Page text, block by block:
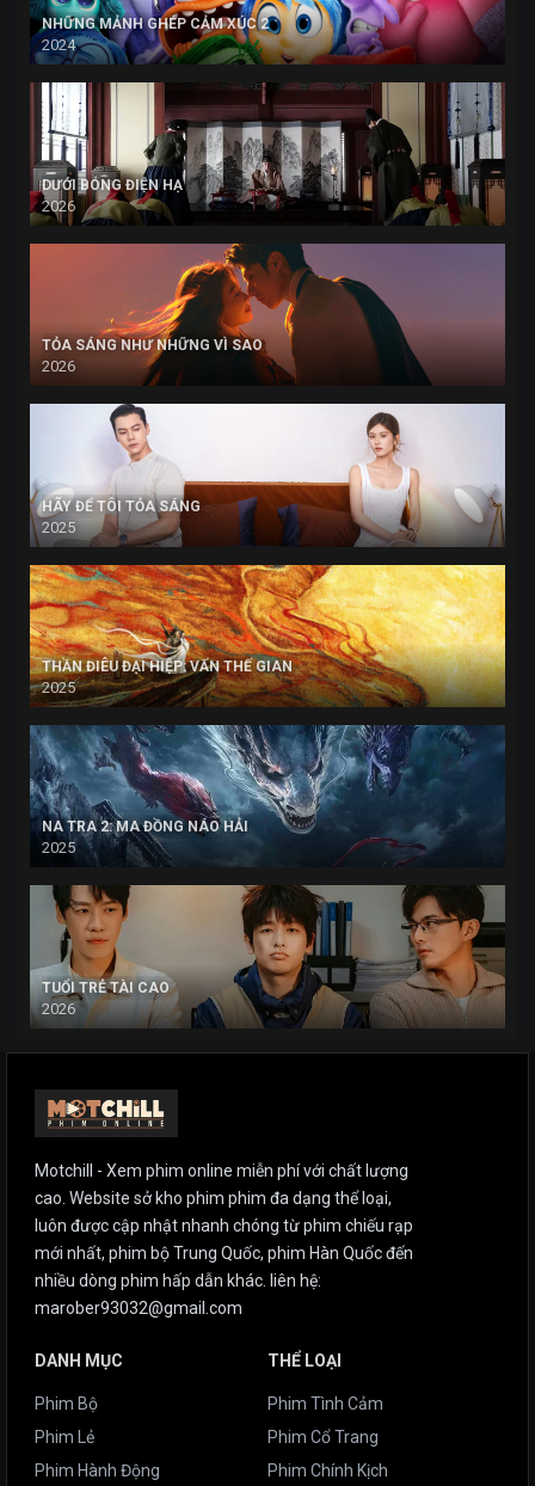
NHỮNG MẢNH GHÉP CẢM XÚC 2
2024
DƯỚI BÓNG ĐIỆN HẠ
2026
TỎA SÁNG NHƯ NHỮNG VÌ SAO
2026
HÃY ĐỂ TÔI TỎA SÁNG
2025
THẦN ĐIÊU ĐẠI HIỆP: VẤN THẾ GIAN
2025
NA TRA 2: MA ĐỒNG NÁO HẢI
2025
TUỔI TRẺ TÀI CAO
2026
Motchill - Xem phim online miễn phí với chất lượng
cao. Website sở kho phim phim đa dạng thể loại,
luôn được cập nhật nhanh chóng từ phim chiếu rạp
mới nhất, phim bộ Trung Quốc, phim Hàn Quốc đến
nhiều dòng phim hấp dẫn khác. liên hệ:
marober93032@gmail.com
DANH MỤC
Phim Bộ
Phim Lẻ
Phim Hành Động
THỂ LOẠI
Phim Tình Cảm
Phim Cổ Trang
Phim Chính Kịch